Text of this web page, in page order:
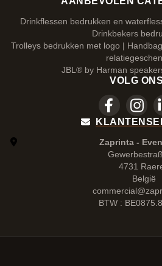
Drinkflessen bedrukken en
Drinkbekers
Trolleys bedrukken met logo |
JBL® by Harman
VOLG ONS
Zaprinta -
4731
België
BTW :